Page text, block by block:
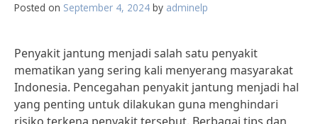
Posted on September 4, 2024 by adminelp
Penyakit jantung menjadi salah satu penyakit
mematikan yang sering kali menyerang masyarakat
Indonesia. Pencegahan penyakit jantung menjadi hal
yang penting untuk dilakukan guna menghindari